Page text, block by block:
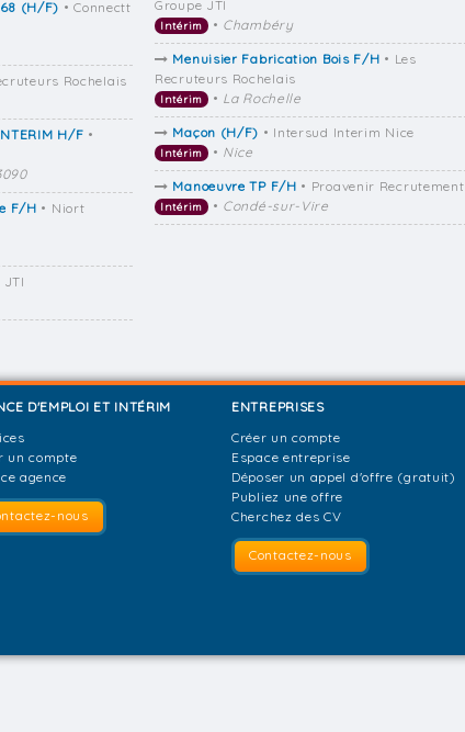
Groupe JTI
Intérim • Chambéry
Menuisier Fabrication Bois F/H • Les
Recruteurs Rochelais
Intérim • La Rochelle
Maçon (H/F) • Intersud Interim Nice
Intérim • Nice
Manoeuvre TP F/H • Proavenir Recrutement
Intérim • Condé-sur-Vire
68 (H/F) • Connectt
Rochelais
H/F •
F/H • Niort
JTI
D'EMPLOI ET INTÉRIM
un compte
agence
nous
ENTREPRISES
Créer un compte
Espace entreprise
Déposer un appel d'offre (gratuit)
Publiez une offre
Cherchez des CV
Contactez-nous